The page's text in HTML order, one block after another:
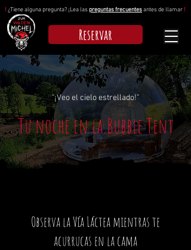
! ¿Tiene alguna pregunta? ¡Lea las preguntas frecuentesantes de llamar !
Reservar
"¡Veo el cielo estrellado!"
Tu noche en la Bubble Tent
Observa la Vía Láctea mientras te
acurrucas en la cama